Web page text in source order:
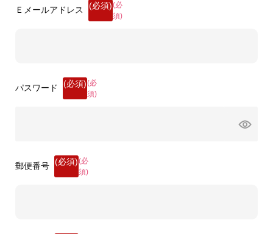
Ｅメールアドレス
(必
須)
パスワード
(必
須)
郵便番号
(必
須)